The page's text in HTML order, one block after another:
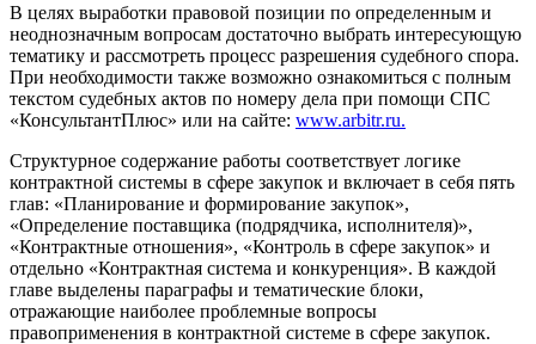
В целях выработки правовой позиции по определенным и
неоднозначным вопросам достаточно выбрать интересующую
тематику и рассмотреть процесс разрешения судебного спора.
При необходимости также возможно ознакомиться с полным
текстом судебных актов по номеру дела при помощи СПС
«КонсультантПлюс» или на сайте: www.arbitr.ru.
Структурное содержание работы соответствует логике
контрактной системы в сфере закупок и включает в себя пять
глав: «Планирование и формирование закупок»,
«Определение поставщика (подрядчика, исполнителя)»,
«Контрактные отношения», «Контроль в сфере закупок» и
отдельно «Контрактная система и конкуренция». В каждой
главе выделены параграфы и тематические блоки,
отражающие наиболее проблемные вопросы
правоприменения в контрактной системе в сфере закупок.